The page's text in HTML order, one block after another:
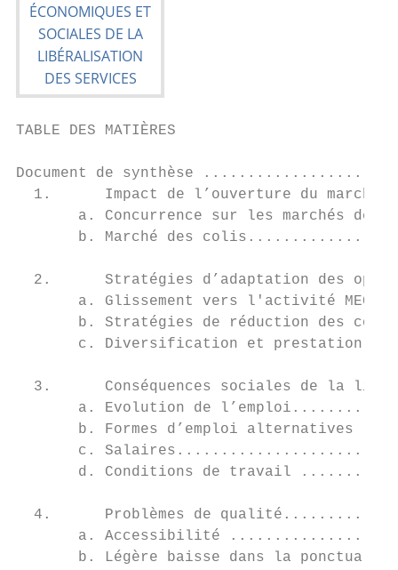
TABLE DES MATIÈRES
Document de synthèse
1.      Impact de l’ouverture du marché
a. Concurrence sur les marchés de
b. Marché des
2.      Stratégies d’adaptation des
a. Glissement vers l'activité MEC
b. Stratégies de réduction des
c. Diversification et prestation
3.      Conséquences sociales de la
a. Evolution de
b. Formes d’emploi alternatives
c.
d. Conditions de travail
4.      Problèmes de
a. Accessibilité
b. Légère baisse dans la